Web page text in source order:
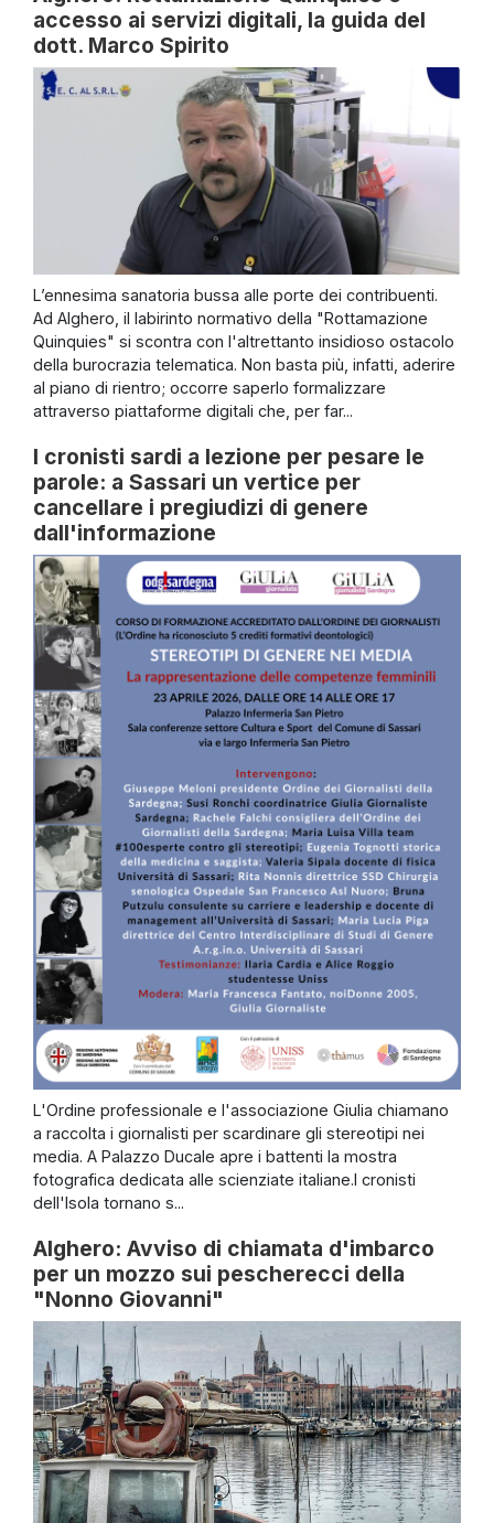
accesso ai servizi digitali, la guida del
dott. Marco Spirito
L’ennesima sanatoria bussa alle porte dei contribuenti.
Ad Alghero, il labirinto normativo della "Rottamazione
Quinquies" si scontra con l'altrettanto insidioso ostacolo
della burocrazia telematica. Non basta più, infatti, aderire
al piano di rientro; occorre saperlo formalizzare
attraverso piattaforme digitali che, per far...
I cronisti sardi a lezione per pesare le
parole: a Sassari un vertice per
cancellare i pregiudizi di genere
dall'informazione
L'Ordine professionale e l'associazione Giulia chiamano
a raccolta i giornalisti per scardinare gli stereotipi nei
media. A Palazzo Ducale apre i battenti la mostra
fotografica dedicata alle scienziate italiane.I cronisti
dell'Isola tornano s...
Alghero: Avviso di chiamata d'imbarco
per un mozzo sui pescherecci della
"Nonno Giovanni"